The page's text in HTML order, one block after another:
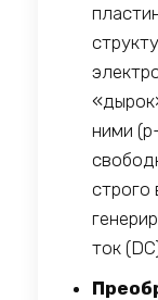
ними
строго
ток